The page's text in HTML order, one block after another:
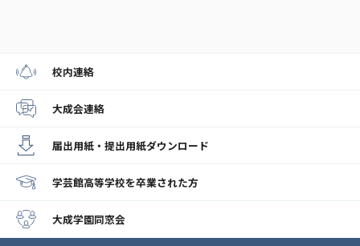
校内連絡
大成会連絡
届出用紙・提出用紙ダウンロード
学芸館高等学校を卒業された方
大成学園同窓会